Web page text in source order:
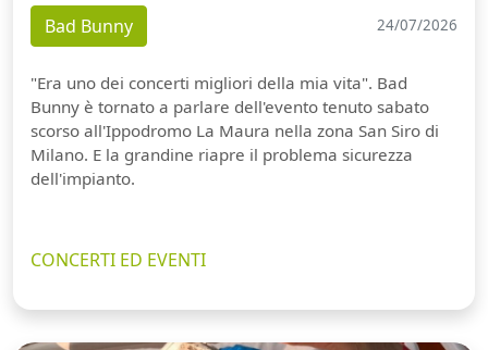
Bad Bunny 24/07/2026
"Era uno dei concerti migliori della mia vita". Bad
Bunny è tornato a parlare dell'evento tenuto sabato
scorso all'Ippodromo La Maura nella zona San Siro di
Milano. E la grandine riapre il problema sicurezza
dell'impianto.
CONCERTI ED EVENTI